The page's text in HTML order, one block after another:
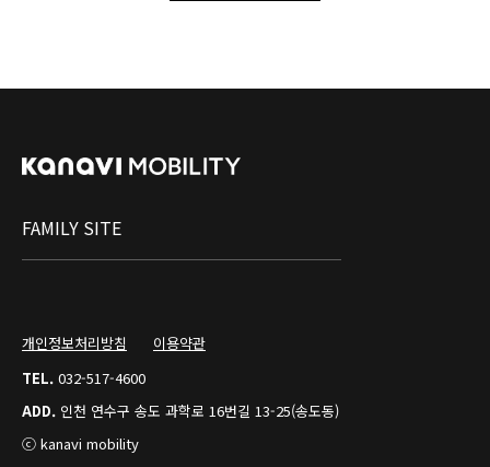
FAMILY SITE
TEL. 032-517-4600
ADD. 인천 연수구 송도 과학로 16번길 13-25(송도동)
ⓒ kanavi mobility
개인정보처리방침 이용약관